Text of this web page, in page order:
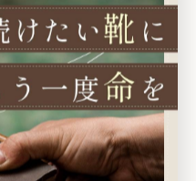
る 次のページ >
らせるコビットの
覧ください